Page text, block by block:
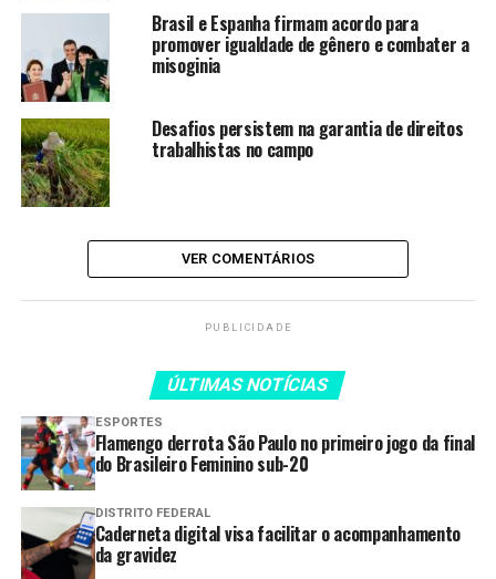
Itaipu adquire nova área para
assentamento indígena no
Paraná
para promover igualdade de
gênero e combater a misoginia
“Alteramos a Lei Maria da
usar filhos como
instrumento de vingança e
tortura psicológica contra
mulheres é um crime
desprezível e será punido
Brasil e Espanha firmam acordo para
promover igualdade de gênero e combater a
misoginia
Desafios persistem na garantia de direitos
trabalhistas no campo
VER COMENTÁRIOS
PUBLICIDADE
ÚLTIMAS NOTÍCIAS
ESPORTES
Flamengo derrota São Paulo no primeiro jogo da final
do Brasileiro Feminino sub-20
DISTRITO FEDERAL
Caderneta digital visa facilitar o acompanhamento
da gravidez